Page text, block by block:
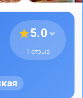
5.0
1 отзыв